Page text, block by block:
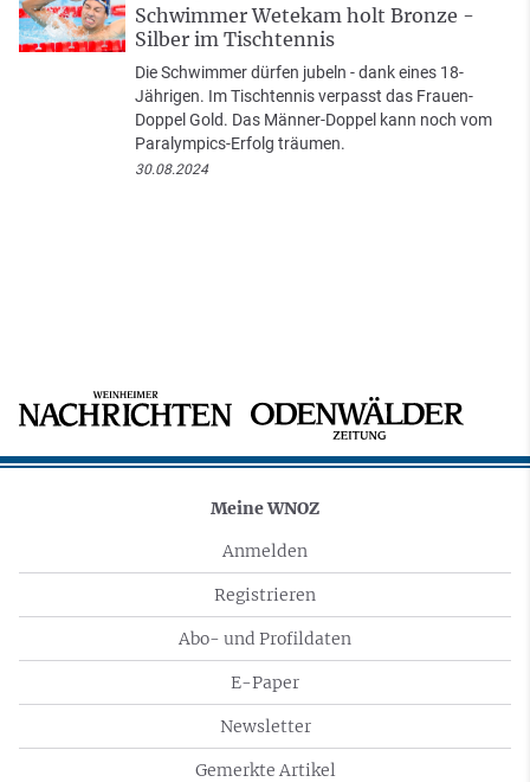
Schwimmer Wetekam holt Bronze -
Silber im Tischtennis
Die Schwimmer dürfen jubeln - dank eines 18-
Jährigen. Im Tischtennis verpasst das Frauen-
Doppel Gold. Das Männer-Doppel kann noch vom
Paralympics-Erfolg träumen.
30.08.2024
Meine WNOZ
Anmelden
Registrieren
Abo- und Profildaten
E-Paper
Newsletter
Gemerkte Artikel